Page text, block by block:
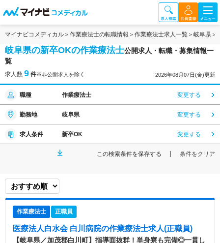
マイナビコメディカル 作業療法士の転職情報 作業療法士求人一覧 岐阜県
岐阜県の新卒OKの作業療法士公開求人・転職・募集情報一
覧
求人数 9 件※非公開求人を除く 2026年08月07日(金)更新
職種 作業療法士 変更する
勤務地 岐阜県 変更する
求人条件 新卒OK 変更する
この検索条件を保存する 条件をクリア
作業療法士 正職員
医療法人白水会 白川病院の作業療法士求人(正職員)
【岐阜県／加茂郡白川町】指導面抜群！単身寮も完備◎一貫し